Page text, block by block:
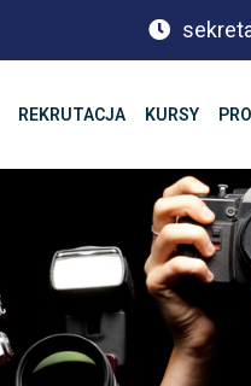
REKRUTACJA KURSY